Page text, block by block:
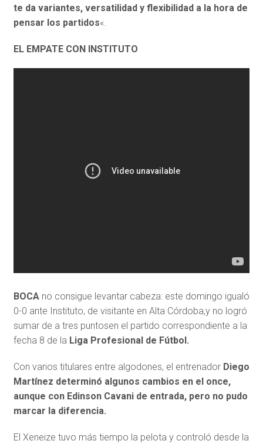
te da variantes, versatilidad y flexibilidad a la hora de
pensar los partidos«.
EL EMPATE CON INSTITUTO
BOCAno consigue levantar cabeza: este domingo igualó
0-0 ante Instituto, de visitante en Alta Córdoba,y no logró
sumar de a tres puntosen el partido correspondiente a la
fecha 8 de la Liga Profesional de Fútbol.
Con varios titulares entre algodones, el entrenador Diego
Martínez determinó algunos cambios en el once,
aunque con Edinson Cavani de entrada, pero no pudo
marcar la diferencia.
El Xeneize tuvo más tiempo la pelota y controló desde la